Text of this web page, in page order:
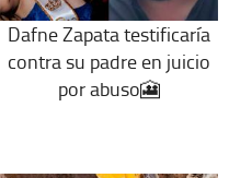
Dafne Zapata testificaría
contra su padre en juicio
por abuso🎦